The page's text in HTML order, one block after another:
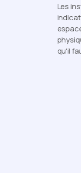
Les
qu'il